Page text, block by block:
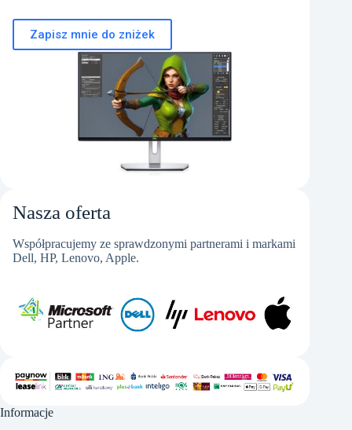
Zapisz mnie do zniżek
Nasza oferta
Współpracujemy ze sprawdzonymi partnerami i markami
Dell, HP, Lenovo, Apple.
Informacje